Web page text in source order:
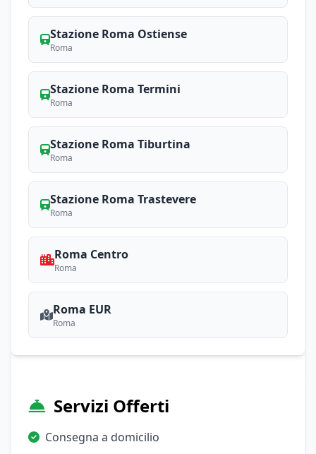
Stazione Roma Ostiense
Roma
Stazione Roma Termini
Roma
Stazione Roma Tiburtina
Roma
Stazione Roma Trastevere
Roma
Roma Centro
Roma
Roma EUR
Roma
Servizi Offerti
Consegna a domicilio